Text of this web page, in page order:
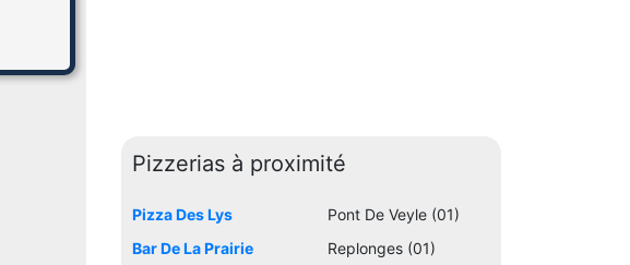
Pizzerias à proximité
Pizza Des Lys
Pont De Veyle (01)
Bar De La Prairie
Replonges (01)